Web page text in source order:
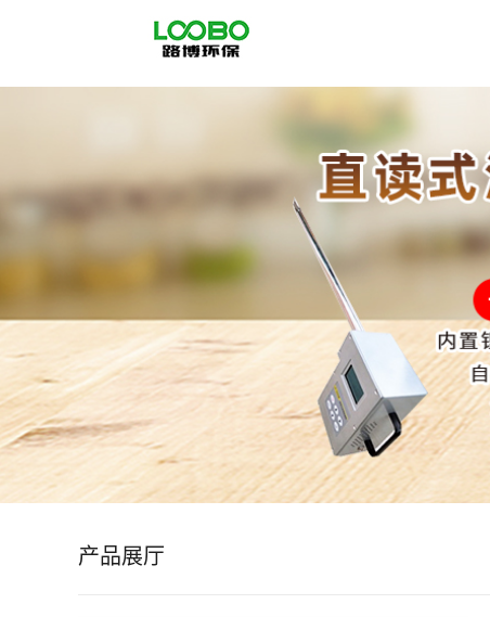
首
介
产品展厅